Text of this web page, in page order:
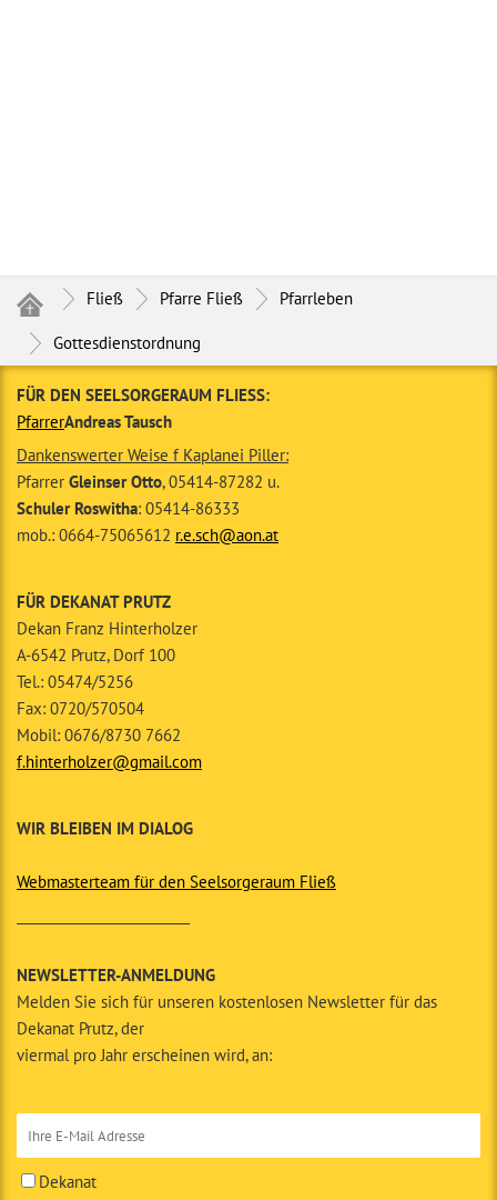
Fließ Pfarre Fließ Pfarrleben
Gottesdienstordnung
FÜR DEN SEELSORGERAUM FLIESS:
PfarrerAndreas Tausch
Dankenswerter Weise f Kaplanei Piller:
Pfarrer Gleinser Otto, 05414-87282 u.
Schuler Roswitha: 05414-86333
mob.: 0664-75065612 r.e.sch@aon.at
FÜR DEKANAT PRUTZ
Dekan Franz Hinterholzer
A-6542 Prutz, Dorf 100
Tel.: 05474/5256
Fax: 0720/570504
Mobil: 0676/8730 7662
f.hinterholzer@gmail.com
WIR BLEIBEN IM DIALOG
Webmasterteam für den Seelsorgeraum Fließ
NEWSLETTER-ANMELDUNG
Melden Sie sich für unseren kostenlosen Newsletter für das
Dekanat Prutz, der
viermal pro Jahr erscheinen wird, an:
Dekanat